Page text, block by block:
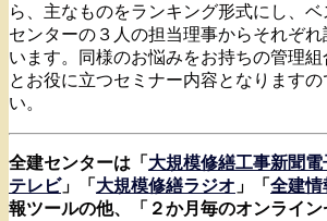
ら、主なものをランキング形式にし、
センターの３人の担当理事からそれぞ
います。同様のお悩みをお持ちの管理
とお役に立つセミナー内容となります
い。
全建センターは「 大規模修繕工事新聞電
テレビ」「 大規模修繕ラジオ 」「 全建情
報ツールの他、「 ２か月毎のオンライ